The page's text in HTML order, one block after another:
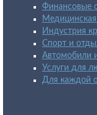
Финансовые
Индустрия
Спорт и
Автомобили
Услуги для
Для каждой